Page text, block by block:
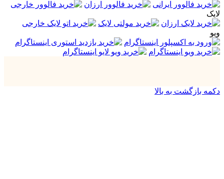
لایک
ویو
دکمه بازگشت به بالا